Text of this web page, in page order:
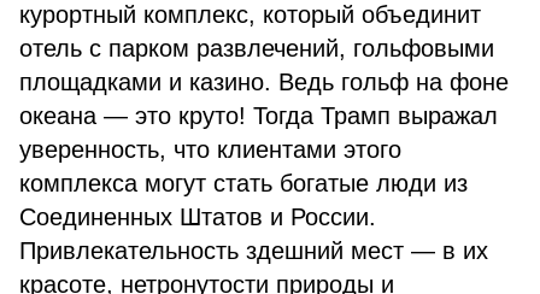
курортный комплекс, который объединит
отель с парком развлечений, гольфовыми
площадками и казино. Ведь гольф на фоне
океана — это круто! Тогда Трамп выражал
уверенность, что клиентами этого
комплекса могут стать богатые люди из
Соединенных Штатов и России.
Привлекательность здешний мест — в их
красоте, нетронутости природы и